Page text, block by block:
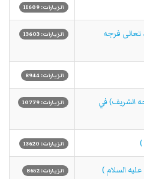
الزيارات: 11609
فرجه
الزيارات: 13603
الزيارات: 8944
الشریف) في
الزيارات: 10779
) الزيارات: 13620
السلام ) الزيارات: 8652